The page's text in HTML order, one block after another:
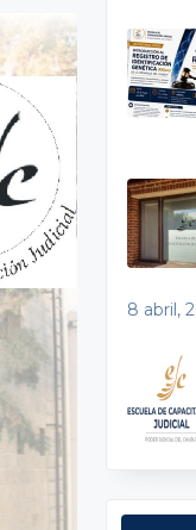
8 abril,